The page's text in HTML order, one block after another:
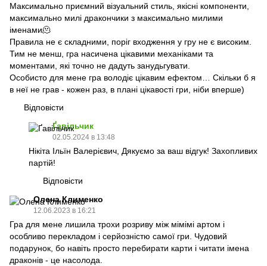
Максимально приємний візуальний стиль, якісні компоненти,
максимально милі дракончики з максимально милими
іменами🫠
Правила не є складними, поріг входження у гру не є високим.
Тим не менш, гра насичена цікавими механіками та
моментами, які точно не дадуть занудьгувати.
Особисто для мене гра володіє цікавим ефектом… Скільки б я
в неї не грав - кожен раз, в плані цікавості гри, ніби вперше)
Відповісти
Ґавільчик
02.05.2024 в 13:48
Нікіта Ільїн Валерієвич, Дякуємо за ваш відгук! Захопливих
партій!
Відповісти
Олена Клименко
12.06.2023 в 16:21
Гра для мене лишила трохи розриву між мімімі артом і
особливо перекладом і серйозністю самої гри. Чудовий
подарунок, бо навіть просто перебирати карти і читати імена
драконів - це насолода.